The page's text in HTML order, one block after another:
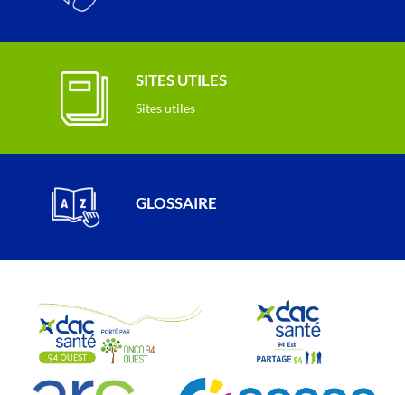
SITES UTILES
Sites utiles
GLOSSAIRE